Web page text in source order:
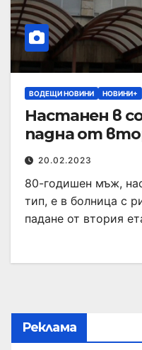
ВОДЕЩИ НОВИНИ НОВИНИ+
Настанен в
падна от
20.02.2023
80-годишен мъж,
тип, е в болница с
падане от втория
Реклама